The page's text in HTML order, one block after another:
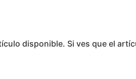
disponible. Si ves que el